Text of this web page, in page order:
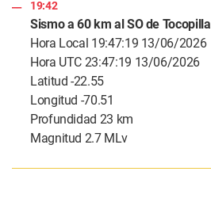
19:42
Sismo a 60 km al SO de Tocopilla
Hora Local 19:47:19 13/06/2026
Hora UTC 23:47:19 13/06/2026
Latitud -22.55
Longitud -70.51
Profundidad 23 km
Magnitud 2.7 MLv